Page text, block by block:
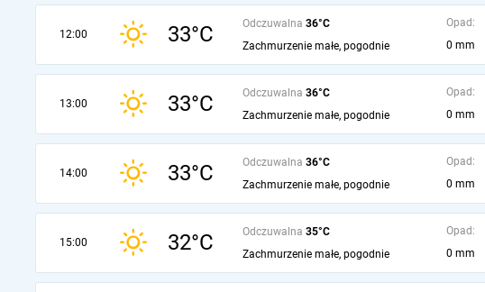
12:00 33°C Odczuwalna 36°C
Zachmurzenie małe, pogodnie
Opad:
0 mm
13:00 33°C Odczuwalna 36°C
Zachmurzenie małe, pogodnie
Opad:
0 mm
14:00 33°C Odczuwalna 36°C
Zachmurzenie małe, pogodnie
Opad:
0 mm
15:00 32°C Odczuwalna 35°C
Zachmurzenie małe, pogodnie
Opad:
0 mm